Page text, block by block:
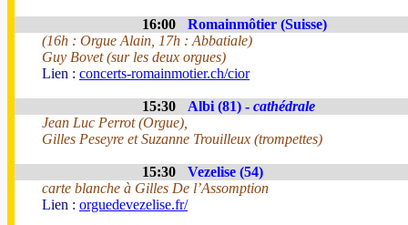
16:00
Romainmôtier (Suisse)
(16h : Orgue Alain, 17h : Abbatiale)
Guy Bovet (sur les deux orgues)
Lien : concerts-romainmotier.ch/cior
15:30 Albi (81) - cathédrale
Jean Luc Perrot (Orgue),
Gilles Peseyre et Suzanne Trouilleux (trompettes)
15:30
Vezelise (54)
carte blanche à Gilles De l’Assomption
Lien : orguedevezelise.fr/